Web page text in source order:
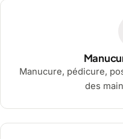
Manucure, pédicure,
des